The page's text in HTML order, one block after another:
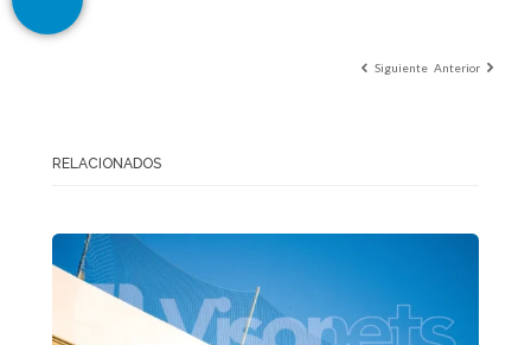
Siguiente Anterior
RELACIONADOS